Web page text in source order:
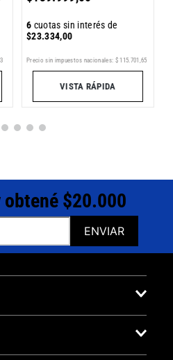
6 cuotas sin interés de
$23.334,00
Precio sin impuestos nacionales: $ 115.701 ,65
VISTA RÁPIDA
$20.000
ENVIAR